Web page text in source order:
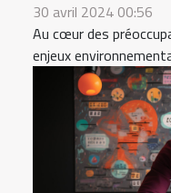
30 avril 2024 00:56
Au cœur des
enjeux